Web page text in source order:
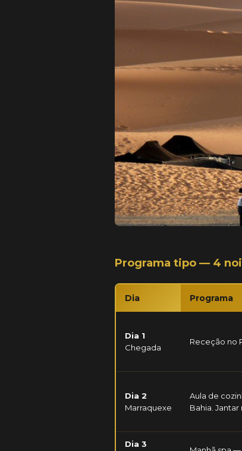
Programa tipo — 4
Dia Programa
Dia 1
Chegada
Receção no
Dia 2
Marraquexe
Aula de
Bahia. Jantar
Dia 3